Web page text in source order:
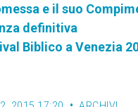
e il suo
definitiva
Biblico a Venezia